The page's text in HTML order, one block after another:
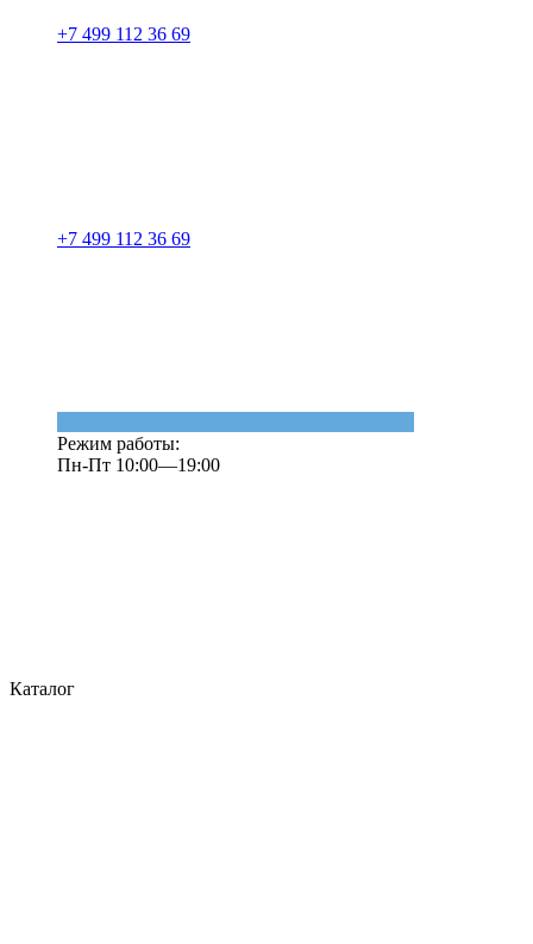
+7 499 112 36 69
+7 499 112 36 69
Режим работы:
Пн-Пт 10:00—19:00
Каталог